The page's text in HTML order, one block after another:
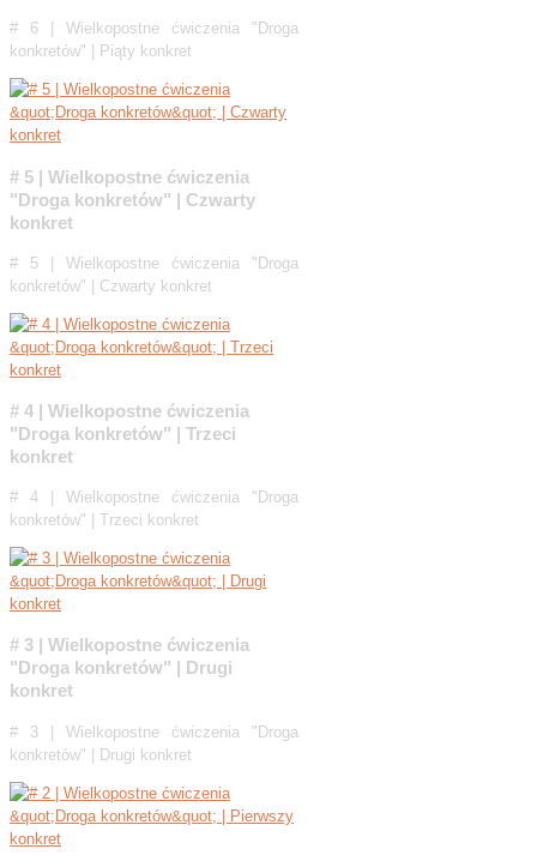
# 6 | Wielkopostne ćwiczenia "Droga
konkretów" | Piąty konkret
# 5 | Wielkopostne ćwiczenia
"Droga konkretów" | Czwarty
konkret
# 5 | Wielkopostne ćwiczenia "Droga
konkretów" | Czwarty konkret
# 4 | Wielkopostne ćwiczenia
"Droga konkretów" | Trzeci
konkret
# 4 | Wielkopostne ćwiczenia "Droga
konkretów" | Trzeci konkret
# 3 | Wielkopostne ćwiczenia
"Droga konkretów" | Drugi
konkret
# 3 | Wielkopostne ćwiczenia "Droga
konkretów" | Drugi konkret